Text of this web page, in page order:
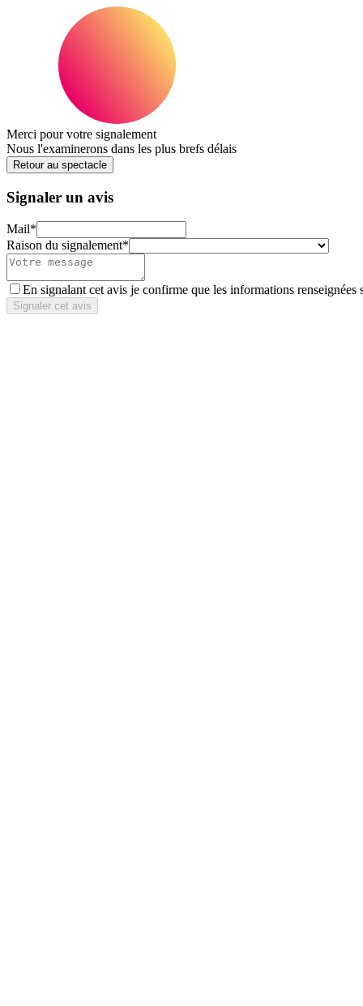
Merci pour votre signalement
Nous l'examinerons dans les plus brefs délais
Retour au spectacle
Signaler un avis
Mail*
Raison du signalement*
En signalant cet avis je confirme que les informations renseignées
Signaler cet avis